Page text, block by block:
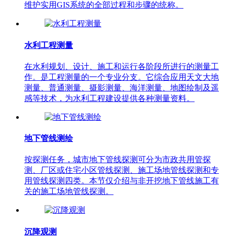
维护实用GIS系统的全部过程和步骤的统称。
水利工程测量
在水利规划、设计、施工和运行各阶段所进行的测量工
作。是工程测量的一个专业分支。它综合应用天文大地
测量、普通测量、摄影测量、海洋测量、地图绘制及遥
感等技术，为水利工程建设提供各种测量资料。
地下管线测绘
按探测任务，城市地下管线探测可分为市政共用管探
测、厂区或住宅小区管线探测、施工场地管线探测和专
用管线探测四类。本节仅介绍与非开挖地下管线施工有
关的施工场地管线探测。
沉降观测